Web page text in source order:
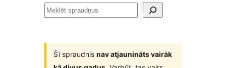
Meklēt
Šī spraudnis nav atjaunināts vairāk